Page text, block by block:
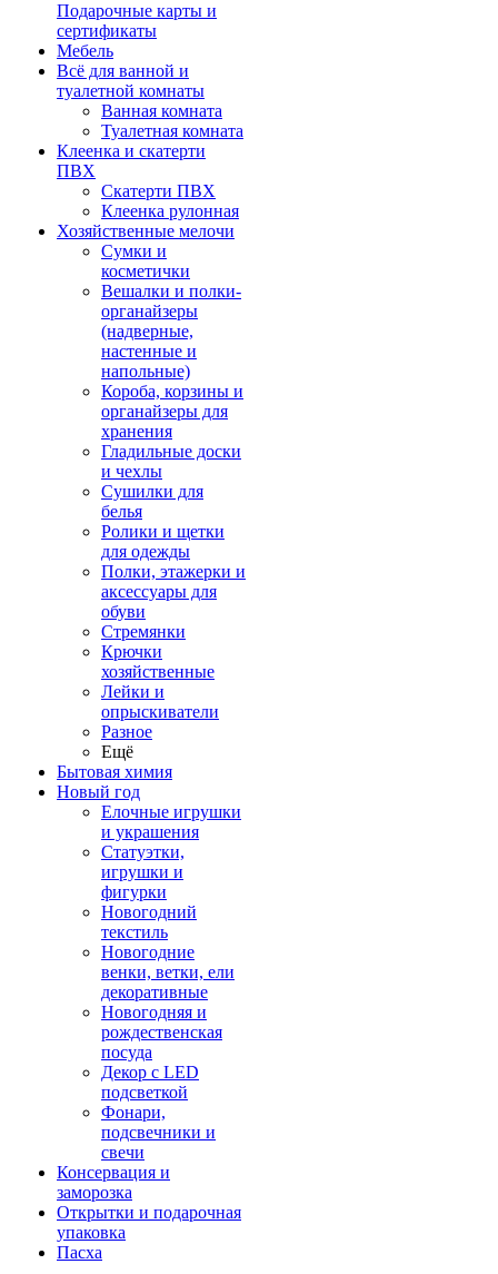
Подарочные карты и
сертификаты
Мебель
Всё для ванной и
туалетной комнаты
Ванная комната
Туалетная комната
Клеенка и скатерти
ПВХ
Скатерти ПВХ
Клеенка рулонная
Хозяйственные мелочи
Сумки и
косметички
Вешалки и полки-
органайзеры
(надверные,
настенные и
напольные)
Короба, корзины и
органайзеры для
хранения
Гладильные доски
и чехлы
Сушилки для
белья
Ролики и щетки
для одежды
Полки, этажерки и
аксессуары для
обуви
Стремянки
Крючки
хозяйственные
Лейки и
опрыскиватели
Разное
Ещё
Бытовая химия
Новый год
Елочные игрушки
и украшения
Статуэтки,
игрушки и
фигурки
Новогодний
текстиль
Новогодние
венки, ветки, ели
декоративные
Новогодняя и
рождественская
посуда
Декор с LED
подсветкой
Фонари,
подсвечники и
свечи
Консервация и
заморозка
Открытки и подарочная
упаковка
Пасха